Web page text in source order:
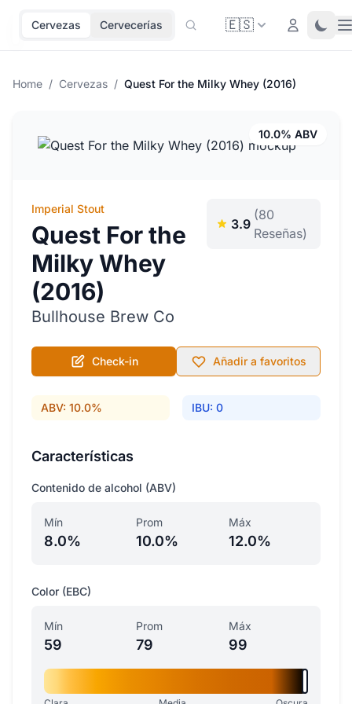
Cervezas Cervecerías 🇪🇸 Login
Home / Cervezas / Quest For the Milky Whey (2016)
10.0% ABV
Imperial Stout
Quest For the
Milky Whey
(2016)
Bullhouse Brew Co
3.9
(80
Reseñas)
Check-in Añadir a favoritos
ABV: 10.0% IBU: 0
Características
Contenido de alcohol (ABV)
Mín
8.0%
Prom
10.0%
Máx
12.0%
Color (EBC)
Mín
59
Prom
79
Máx
99